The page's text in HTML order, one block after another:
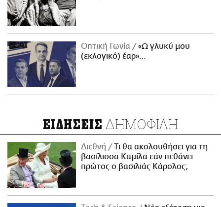
Οπτική Γωνία
«Ω γλυκύ μου
(εκλογικό) έαρ»…
ΕΙΔΗΣΕΙΣ ΔΗΜΟΦΙΛΗ
Διεθνή
Τι θα ακολουθήσει για τη
βασίλισσα Καμίλα εάν πεθάνει
πρώτος ο βασιλιάς Κάρολος;